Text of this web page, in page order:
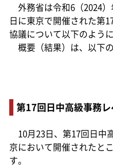
外務省は令和6（2024
日に東京で開催された第
協議について以下のよう
概要（結果）は、以下の
第17回日中高級事務レ
10月23日、第17回日中
京において開催されたと
す。